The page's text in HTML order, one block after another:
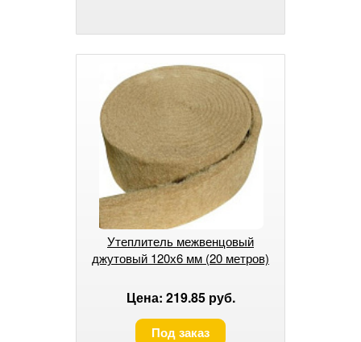
Утеплитель межвенцовый
джутовый 120х6 мм (20 метров)
Цена: 219.85 руб.
Под заказ